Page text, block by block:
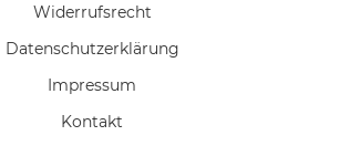
Widerrufs­recht
Daten­schutz­erklärung
Impressum
Kontakt